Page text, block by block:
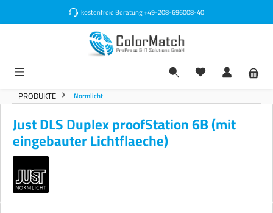
kostenfreie Beratung+49-208-696008-40
PRODUKTE Normlicht
Just DLS Duplex proofStation 6B (mit
eingebauter Lichtflaeche)